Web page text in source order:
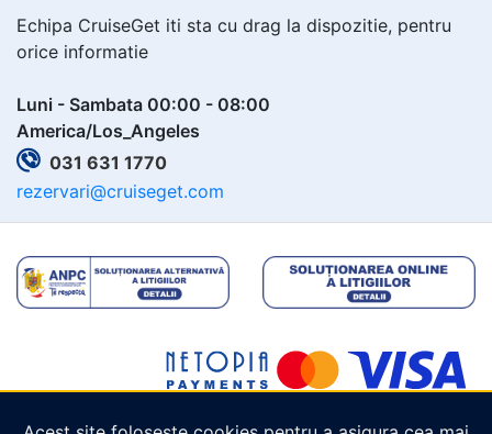
Echipa CruiseGet iti sta cu drag la dispozitie, pentru
orice informatie
Luni - Sambata 00:00 - 08:00
America/Los_Angeles
031 631 1770
rezervari@cruiseget.com